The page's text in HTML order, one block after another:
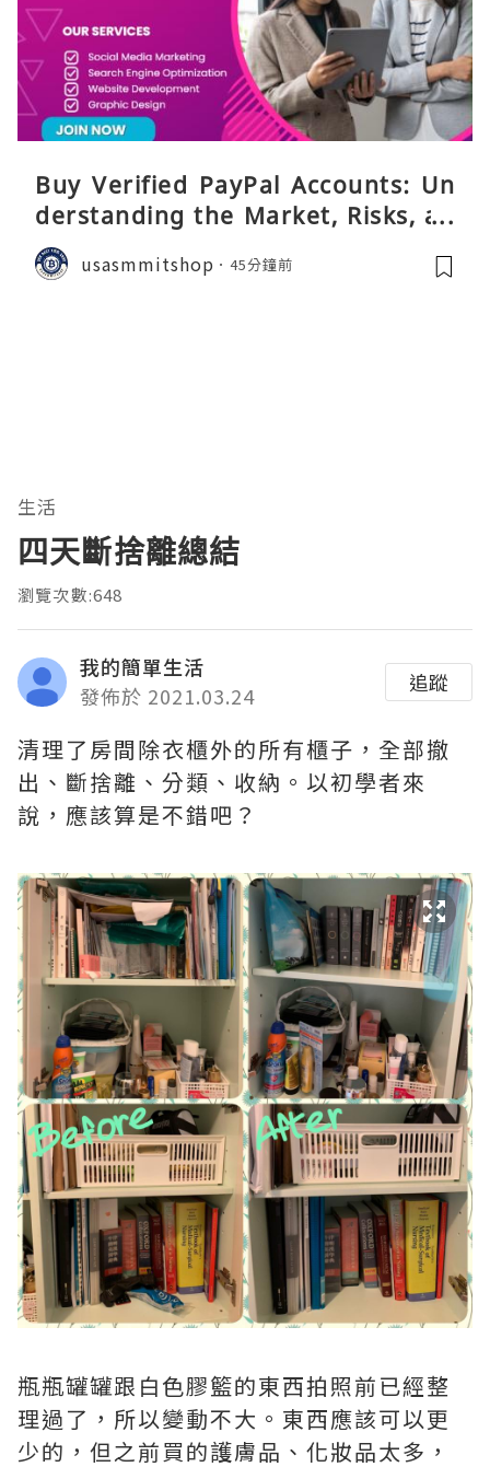
Buy Verified PayPal Accounts: Un
derstanding the Market, Risks, an
d Safer Alternatives
usasmmitshop 45分鐘前
生活
四天斷捨離總結
瀏覽次數:648
我的簡單生活
發佈於 2021.03.24
追蹤
清理了房間除衣櫃外的所有櫃子，全部撤
出、斷捨離、分類、收納。以初學者來
說，應該算是不錯吧？
瓶瓶罐罐跟白色膠籃的東西拍照前已經整
理過了，所以變動不大。東西應該可以更
少的，但之前買的護膚品、化妝品太多，